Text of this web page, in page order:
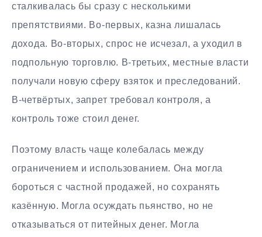
сталкивалась бы сразу с несколькими
препятствиями. Во-первых, казна лишалась
дохода. Во-вторых, спрос не исчезал, а уходил в
подпольную торговлю. В-третьих, местные власти
получали новую сферу взяток и преследований.
В-четвёртых, запрет требовал контроля, а
контроль тоже стоил денег.
Поэтому власть чаще колебалась между
ограничением и использованием. Она могла
бороться с частной продажей, но сохранять
казённую. Могла осуждать пьянство, но не
отказываться от питейных денег. Могла